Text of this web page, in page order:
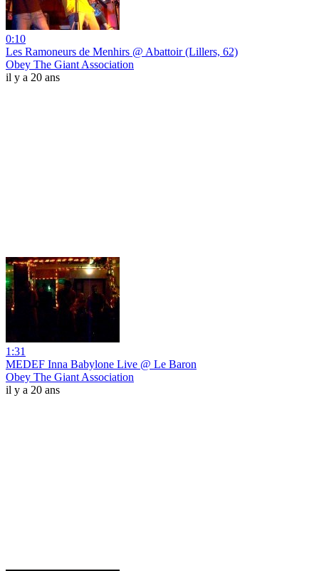
0:10
Les Ramoneurs de Menhirs @ Abattoir (Lillers, 62)
Obey The Giant Association
il y a 20 ans
1:31
MEDEF Inna Babylone Live @ Le Baron
Obey The Giant Association
il y a 20 ans